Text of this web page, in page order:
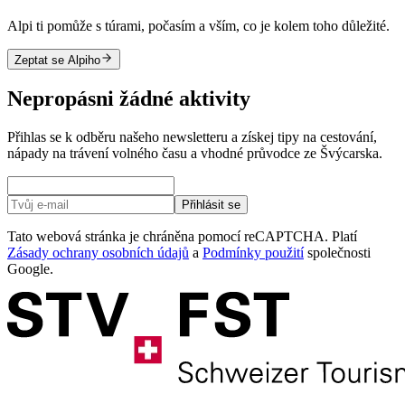
Alpi ti pomůže s túrami, počasím a vším, co je kolem toho důležité.
Zeptat se Alpiho
Nepropásni žádné aktivity
Přihlas se k odběru našeho newsletteru a získej tipy na cestování,
nápady na trávení volného času a vhodné průvodce ze Švýcarska.
Přihlásit se
Tato webová stránka je chráněna pomocí reCAPTCHA. Platí
Zásady ochrany osobních údajů a Podmínky použitíspolečnosti
Google.